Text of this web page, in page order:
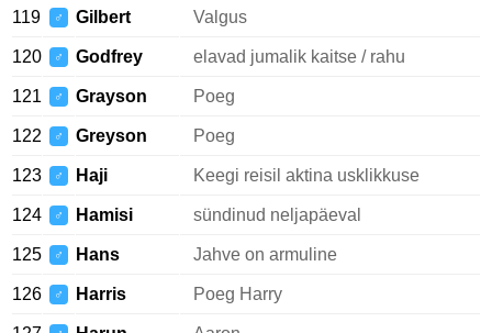
119 ♂ Gilbert Valgus
120 ♂ Godfrey elavad jumalik kaitse / rahu
121 ♂ Grayson Poeg
122 ♂ Greyson Poeg
123 ♂ Haji Keegi reisil aktina usklikkuse
124 ♂ Hamisi sündinud neljapäeval
125 ♂ Hans Jahve on armuline
126 ♂ Harris Poeg Harry